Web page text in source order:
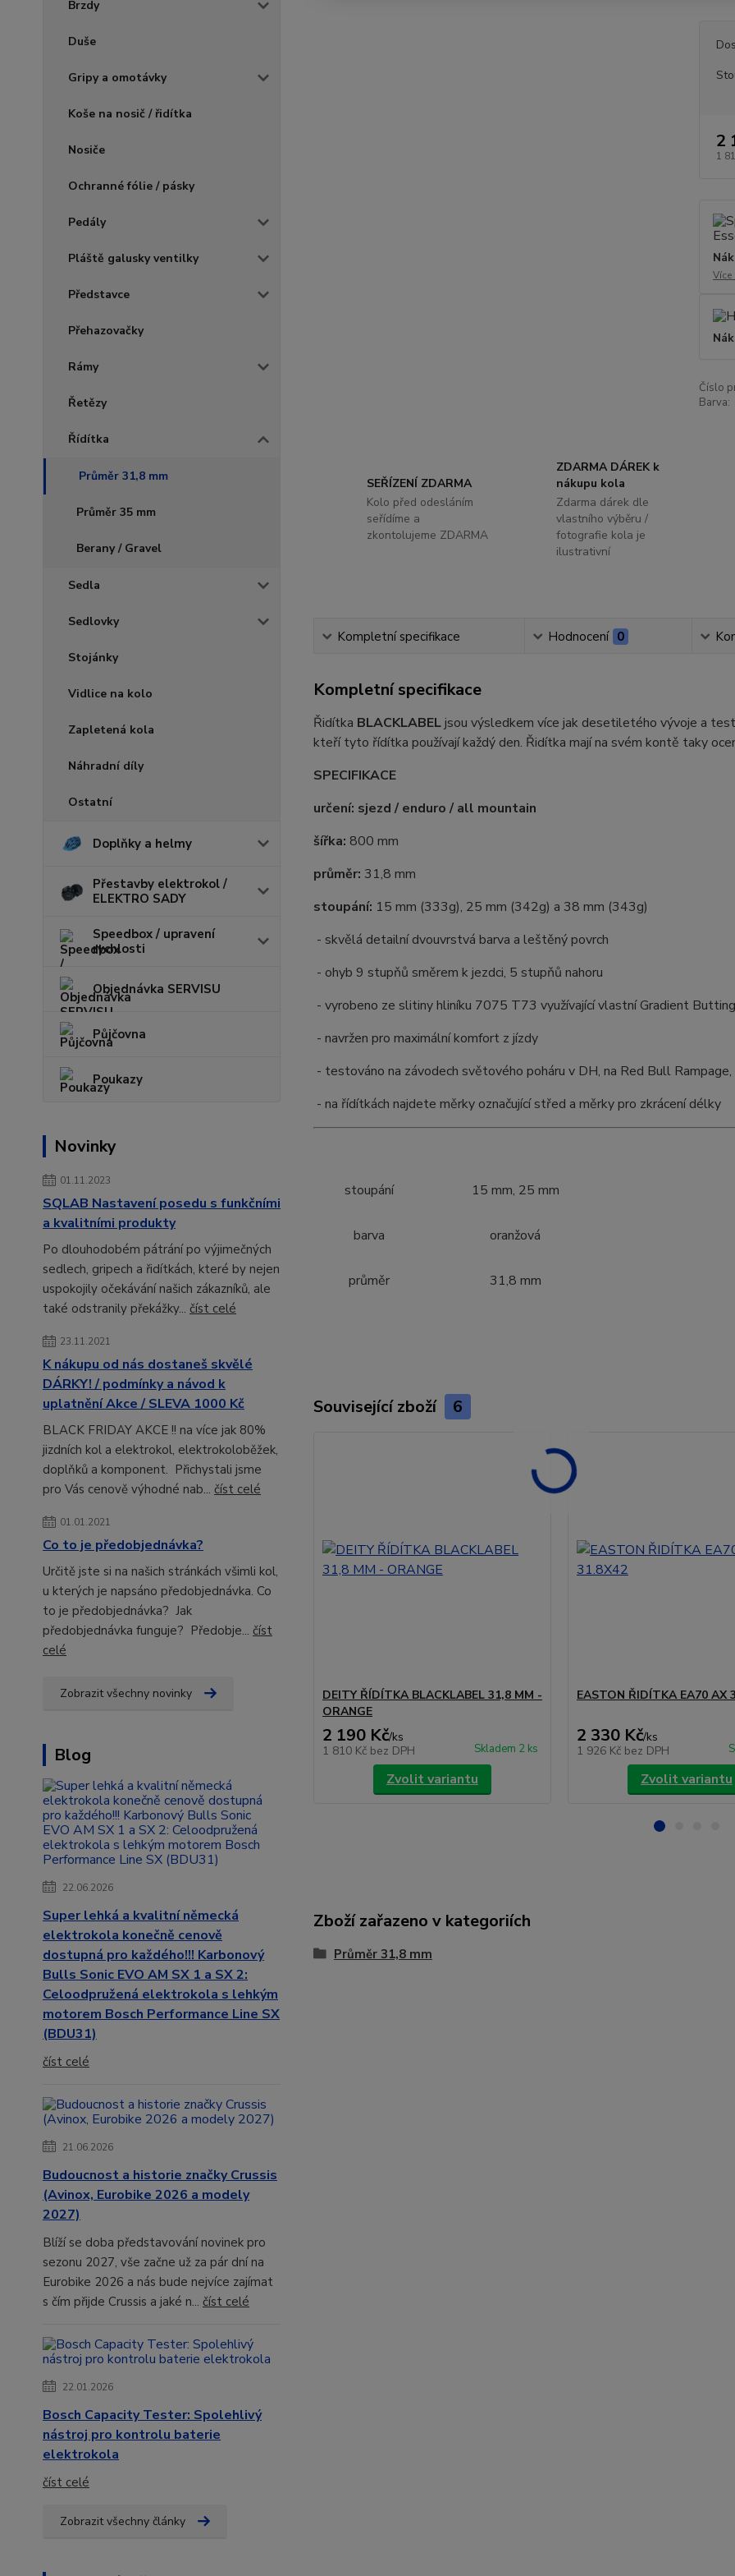
Brzdy
Duše
Gripy a omotávky
Koše na nosič / řidítka
Nosiče
Ochranné fólie / pásky
Pedály
Pláště galusky ventilky
Představce
Přehazovačky
Rámy
Řetězy
Řídítka
Průměr 31,8 mm
Průměr 35 mm
Berany / Gravel
Sedla
Sedlovky
Stojánky
Vidlice na kolo
Zapletená kola
Náhradní díly
Ostatní
Doplňky a helmy
Přestavby elektrokol /
ELEKTRO SADY
Speedbox / upravení
rychlosti
Objednávka SERVISU
Půjčovna
Poukazy
Novinky
01.11.2023
SQLAB Nastavení posedu s funkčními
a kvalitními produkty
Po dlouhodobém pátrání po výjimečných
sedlech, gripech a řidítkách, které by nejen
uspokojily očekávání našich zákazníků, ale
také odstranily překážky... číst celé
23.11.2021
K nákupu od nás dostaneš skvělé
DÁRKY! / podmínky a návod k
uplatnění Akce / SLEVA 1000 Kč
BLACK FRIDAY AKCE !! na více jak 80%
jizdních kol a elektrokol, elektrokoloběžek,
doplňků a komponent. Přichystali jsme
pro Vás cenově výhodné nab... číst celé
01.01.2021
Co to je předobjednávka?
Určitě jste si na našich stránkách všimli kol,
u kterých je napsáno předobjednávka. Co
to je předobjednávka? Jak
předobjednávka funguje? Předobje... číst
celé
Zobrazit všechny novinky
Blog
22.06.2026
Super lehká a kvalitní německá
elektrokola konečně cenově
dostupná pro každého!!! Karbonový
Bulls Sonic EVO AM SX 1 a SX 2:
Celoodpružená elektrokola s lehkým
motorem Bosch Performance Line SX
(BDU31)
číst celé
21.06.2026
Budoucnost a historie značky Crussis
(Avinox, Eurobike 2026 a modely
2027)
Blíží se doba představování novinek pro
sezonu 2027, vše začne už za pár dní na
Eurobike 2026 a nás bude nejvíce zajímat
s čím přijde Crussis a jaké n... číst celé
22.01.2026
Bosch Capacity Tester: Spolehlivý
nástroj pro kontrolu baterie
elektrokola
číst celé
Zobrazit všechny články
2
1
Číslo
Barva:
SEŘÍZENÍ ZDARMA
Kolo před odesláním
seřídíme a
zkontolujeme ZDARMA
ZDARMA DÁREK k
nákupu kola
Zdarma dárek dle
vlastního výběru /
fotografie kola je
ilustrativní
Kompletní specifikace Hodnocení 0
Kompletní specifikace
Řidítka BLACKLABELjsou výsledkem více jak desetiletého vývoje a
kteří tyto řídítka používají každý den. Řidítka mají na svém kontě taky
SPECIFIKACE
určení: sjezd / enduro / all mountain
šířka: 800 mm
průměr: 31,8 mm
stoupání: 15 mm (333g), 25 mm (342g) a 38 mm (343g)
- skvělá detailní dvouvrstvá barva a leštěný povrch
- ohyb 9 stupňů směrem k jezdci, 5 stupňů nahoru
- vyrobeno ze slitiny hliníku 7075 T73 využívající vlastní Gradient
- navržen pro maximální komfort z jízdy
- testováno na závodech světového poháru v DH, na Red Bull
- na řídítkách najdete měrky označující střed a měrky pro zkrácení délky
stoupání 15 mm, 25 mm
barva oranžová
průměr 31,8 mm
Související zboží 6
DEITY ŘÍDÍTKA BLACKLABEL 31,8 MM -
ORANGE
2 190 Kč/ks
1 810 Kč bez DPH Skladem 2 ks
Zvolit variantu
EASTON ŘIDÍTKA EA70 AX
2 330 Kč/ks
1 926 Kč bez DPH
Zvolit variantu
Zboží zařazeno v kategoriích
Průměr 31,8 mm